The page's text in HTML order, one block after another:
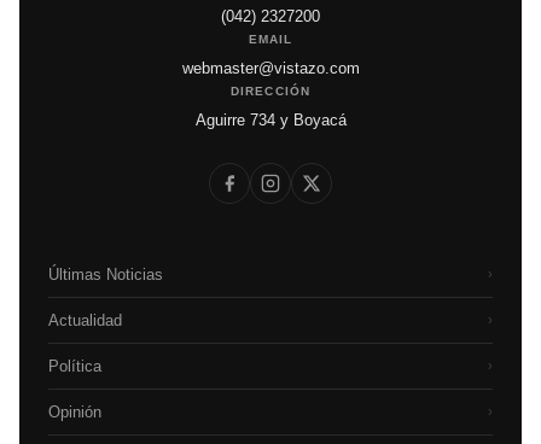
(042) 2327200
EMAIL
webmaster@vistazo.com
DIRECCIÓN
Aguirre 734 y Boyacá
Últimas Noticias ›
Actualidad ›
Política ›
Opinión ›